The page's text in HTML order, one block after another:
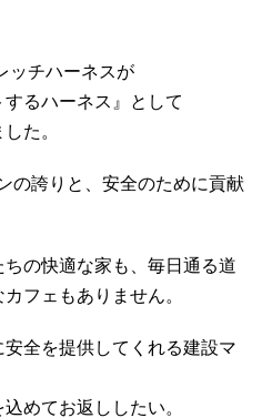
ッチハーネスが
するハーネス』として
た。
の誇りと、安全のために貢献
の快適な家も、毎日通る道
フェもありません。
全を提供してくれる建設マ
めてお返ししたい。